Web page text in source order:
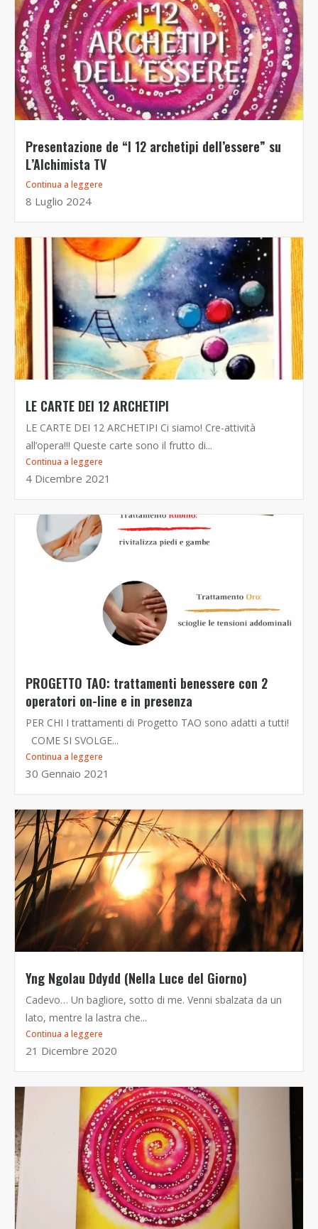
Presentazione de “I 12 archetipi dell’essere” su
L’Alchimista TV
Continua a leggere
8 Luglio 2024
LE CARTE DEI 12 ARCHETIPI
LE CARTE DEI 12 ARCHETIPI Ci siamo! Cre-attività
all’opera!!! Queste carte sono il frutto di...
Continua a leggere
4 Dicembre 2021
PROGETTO TAO: trattamenti benessere con 2
operatori on-line e in presenza
PER CHI I trattamenti di Progetto TAO sono adatti a tutti!
COME SI SVOLGE...
Continua a leggere
30 Gennaio 2021
Yng Ngolau Ddydd (Nella Luce del Giorno)
Cadevo… Un bagliore, sotto di me. Venni sbalzata da un
lato, mentre la lastra che...
Continua a leggere
21 Dicembre 2020